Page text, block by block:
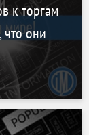
к торгам
они